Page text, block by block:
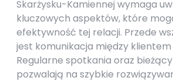
Skarżysku-Kamiennej wymaga
kluczowych aspektów, które
efektywność tej relacji. Przede
jest komunikacja między
Regularne spotkania oraz
pozwalają na szybkie